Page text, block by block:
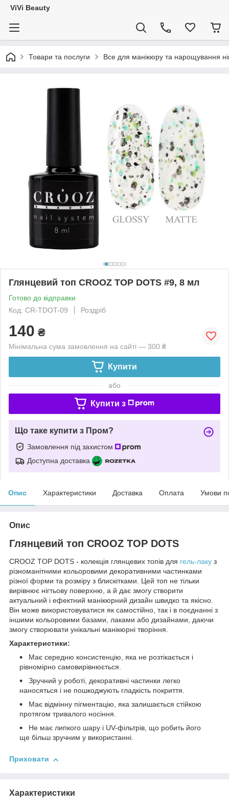
ViVi Beauty
Товари та послуги Все для манікюру та нарощування
Глянцевий топ CROOZ TOP DOTS #9, 8 мл
Готово до відправки
Код: CR-TDOT-09
Роздріб
140 ₴
Мінімальна сума замовлення на сайті — 300 ₴
Купити
або
Купити з
Що таке купити з Пром?
Замовлення під захистом
Доступна доставка
Опис Характеристики Доставка Оплата Умови
Опис
Глянцевий топ CROOZ TOP DOTS
CROOZ TOP DOTS - колекція глянцевих топів для гель-лаку з
різноманітними кольоровими декоративними частинками
різної форми та розміру з блискітками. Цей топ не тільки
вирівнює нігтьову поверхню, а й дає змогу створити
актуальний і ефектний манікюрний дизайн швидко та якісно.
Він може використовуватися як самостійно, так і в поєднанні з
іншими кольоровими базами, лаками або дизайнами, даючи
змогу створювати унікальні манікюрні творіння.
Характеристики:
Має середню консистенцію, яка не розтікається і
рівномірно самовирівнюється.
Зручний у роботі, декоративні частинки легко
наносяться і не пошкоджують гладкість покриття.
Має відмінну пігментацію, яка залишається стійкою
протягом тривалого носіння.
Не має липкого шару і UV-фільтрів, що робить його
ще більш зручним у використанні.
Приховати
Характеристики